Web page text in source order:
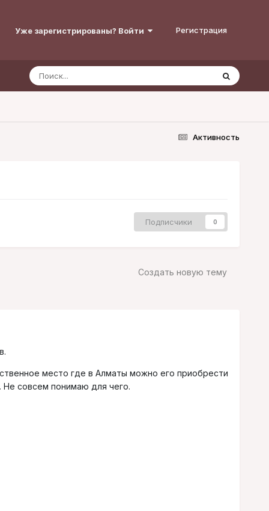
Уже зарегистрированы? Войти Регистрация
Активность
Подписчики 0
Создать новую тему
место где в Алматы можно его приобрести
Не совсем понимаю для чего.